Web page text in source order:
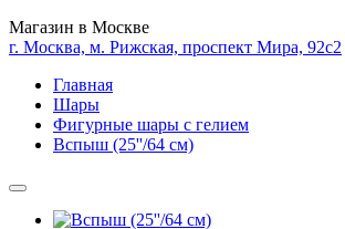
Магазин в Москве
г. Москва, м. Рижская, проспект Мира, 92с2
Главная
Шары
Фигурные шары с гелием
Вспыш (25''/64 см)